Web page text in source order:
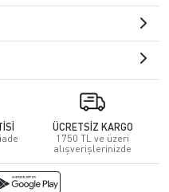
ÜCRETSİZ KARGO
1750 TL ve üzeri
alışverişlerinizde